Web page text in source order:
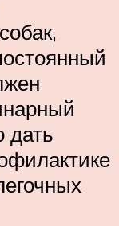
дать